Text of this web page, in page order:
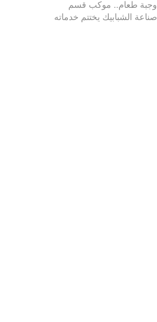
وجبة طعام.. موكب قسم
صناعة الشبابيك يختتم خدماته